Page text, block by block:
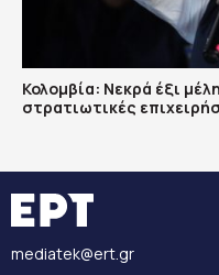
Κολομβία: Νεκρά έξι
στρατιωτικές
mediatek@ert.gr